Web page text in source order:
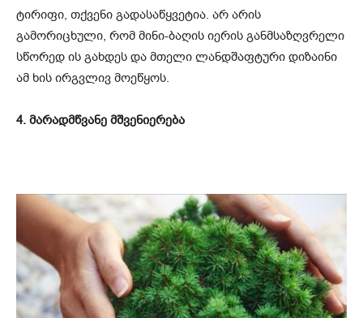
ტირიფი, თქვენი გადასაწყვეტია. არ არის
გამორიცხული, რომ მინი-ბაღის იერის განმსაზღვრელი
სწორედ ის გახდეს და მთელი ლანდშაფტური დიზაინი
ამ ხის ირგვლივ მოეწყოს.
4. მარადმწვანე მშვენიერება